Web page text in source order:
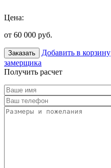
Цена:
от 60 000 руб.
Заказать Добавить в корзину
замерщика
Получить расчет